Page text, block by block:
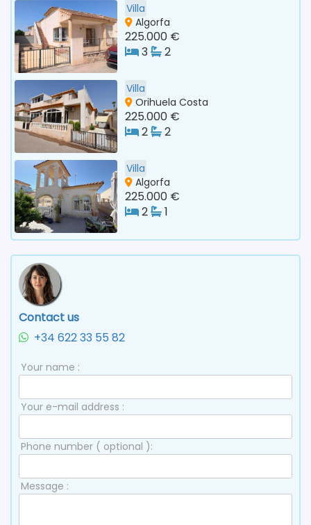
Villa
Algorfa
225.000 €
3
2
Villa
Orihuela Costa
225.000 €
2
2
Villa
Algorfa
225.000 €
2
1
Contact us
+34 622 33 55 82
Your name :
Your e-mail address :
Phone number ( optional ):
Message :